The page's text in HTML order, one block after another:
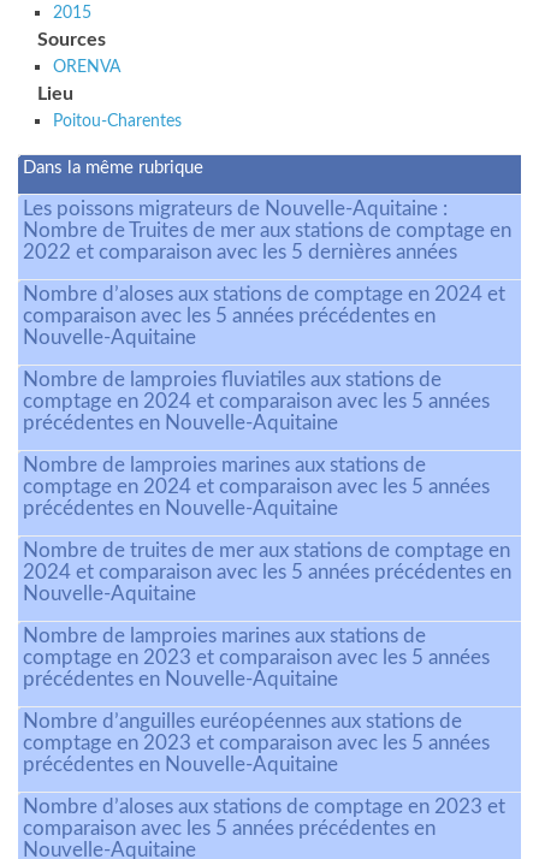
2015
Sources
ORENVA
Lieu
Poitou-Charentes
Dans la même rubrique
Les poissons migrateurs de Nouvelle-Aquitaine :
Nombre de Truites de mer aux stations de comptage en
2022 et comparaison avec les 5 dernières années
Nombre d’aloses aux stations de comptage en 2024 et
comparaison avec les 5 années précédentes en
Nouvelle-Aquitaine
Nombre de lamproies fluviatiles aux stations de
comptage en 2024 et comparaison avec les 5 années
précédentes en Nouvelle-Aquitaine
Nombre de lamproies marines aux stations de
comptage en 2024 et comparaison avec les 5 années
précédentes en Nouvelle-Aquitaine
Nombre de truites de mer aux stations de comptage en
2024 et comparaison avec les 5 années précédentes en
Nouvelle-Aquitaine
Nombre de lamproies marines aux stations de
comptage en 2023 et comparaison avec les 5 années
précédentes en Nouvelle-Aquitaine
Nombre d’anguilles euréopéennes aux stations de
comptage en 2023 et comparaison avec les 5 années
précédentes en Nouvelle-Aquitaine
Nombre d’aloses aux stations de comptage en 2023 et
comparaison avec les 5 années précédentes en
Nouvelle-Aquitaine